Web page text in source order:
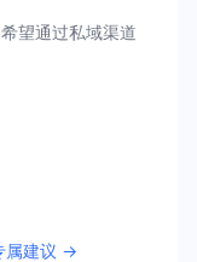
望通过私域渠道
属建议 →